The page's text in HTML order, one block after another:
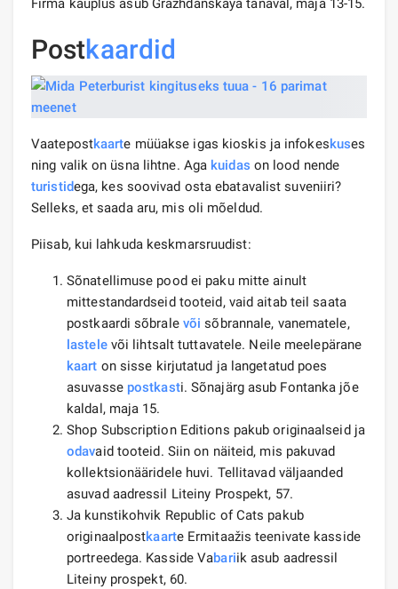
Firma kauplus asub Grazhdanskaya tänaval, maja 13-15.
Postkaardid
Vaatepostkaarte müüakse igas kioskis ja infokeskuses
ning valik on üsna lihtne. Aga kuidas on lood nende
turistidega, kes soovivad osta ebatavalist suveniiri?
Selleks, et saada aru, mis oli mõeldud.
Piisab, kui lahkuda keskmarsruudist:
Sõnatellimuse pood ei paku mitte ainult
mittestandardseid tooteid, vaid aitab teil saata
postkaardi sõbrale või sõbrannale, vanematele,
lastelevõi lihtsalt tuttavatele. Neile meelepärane
kaart on sisse kirjutatud ja langetatud poes
asuvasse postkasti. Sõnajärg asub Fontanka jõe
kaldal, maja 15.
Shop Subscription Editions pakub originaalseid ja
odavaid tooteid. Siin on näiteid, mis pakuvad
kollektsionääridele huvi. Tellitavad väljaanded
asuvad aadressil Liteiny Prospekt, 57.
Ja kunstikohvik Republic of Cats pakub
originaalpostkaarte Ermitaažis teenivate kasside
portreedega. Kasside Vabariik asub aadressil
Liteiny prospekt, 60.